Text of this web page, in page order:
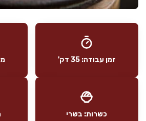
זמן עבודה: 35 דק'
כשרות: בשרי